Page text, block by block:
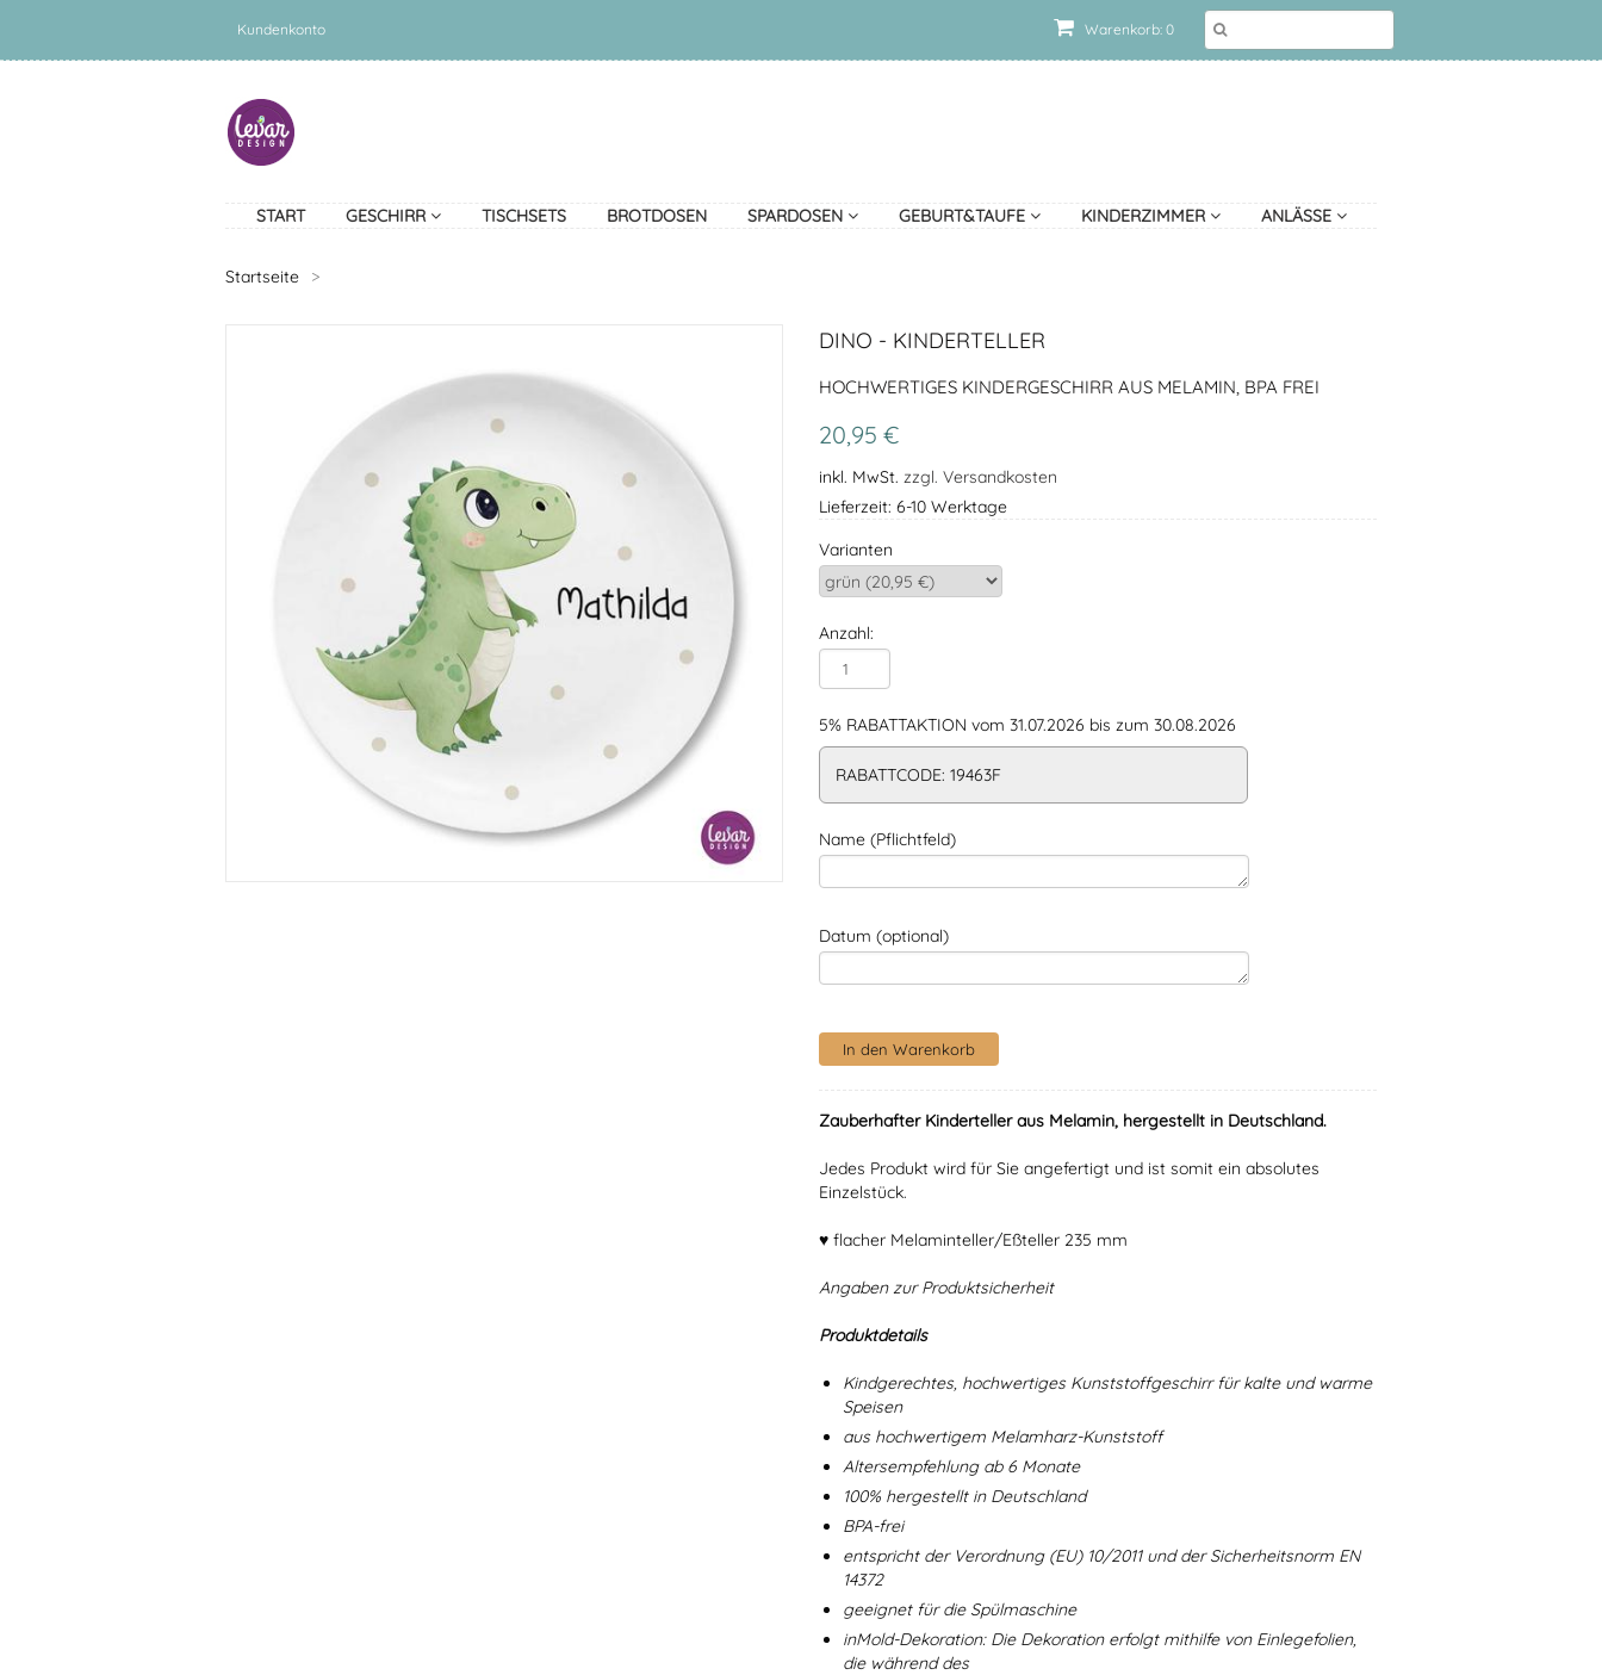
Warenkorb: 0
Kundenkonto
START GESCHIRR TISCHSETS BROTDOSEN SPARDOSEN GEBURT&TAUFE KINDERZIMMER ANLÄSSE
Startseite >
DINO - KINDERTELLER
HOCHWERTIGES KINDERGESCHIRR AUS MELAMIN, BPA FREI
20,95 €
inkl. MwSt. zzgl. Versandkosten
Lieferzeit: 6-10 Werktage
Varianten
Anzahl:
5% RABATTAKTION vom 31.07.2026 bis zum 30.08.2026
RABATTCODE: 19463F
Name (Pflichtfeld)
Datum (optional)
Zauberhafter Kinderteller aus Melamin, hergestellt in Deutschland.
Jedes Produkt wird für Sie angefertigt und ist somit ein absolutes
Einzelstück.
♥ flacher Melaminteller/Eßteller 235 mm
Angaben zur Produktsicherheit
Produktdetails
Kindgerechtes, hochwertiges Kunststoffgeschirr für kalte und warme
Speisen
aus hochwertigem Melamharz-Kunststoff
Altersempfehlung ab 6 Monate
100% hergestellt in Deutschland
BPA-frei
entspricht der Verordnung (EU) 10/2011 und der Sicherheitsnorm EN
14372
geeignet für die Spülmaschine
inMold-Dekoration: Die Dekoration erfolgt mithilfe von Einlegefolien,
die während des